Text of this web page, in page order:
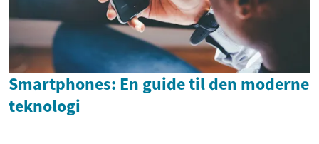
Smartphones: En guide til den moderne
teknologi